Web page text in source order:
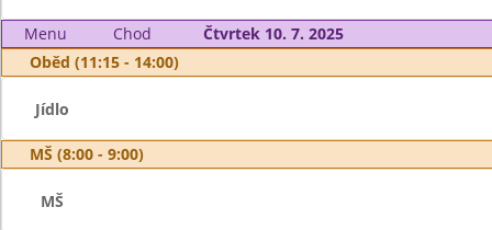
Menu Chod
Čtvrtek 10. 7. 2025
Oběd (11:15 - 14:00)
Jídlo
MŠ (8:00 - 9:00)
MŠ